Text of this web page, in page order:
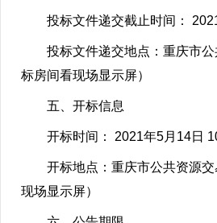
投标文件递交截止时间：
投标文件递交地点：重庆市公
标房间看现场显示屏）
五、开标信息
开标时间： 2021年5月14日
开标地点：重庆市公共资源交
现场显示屏）